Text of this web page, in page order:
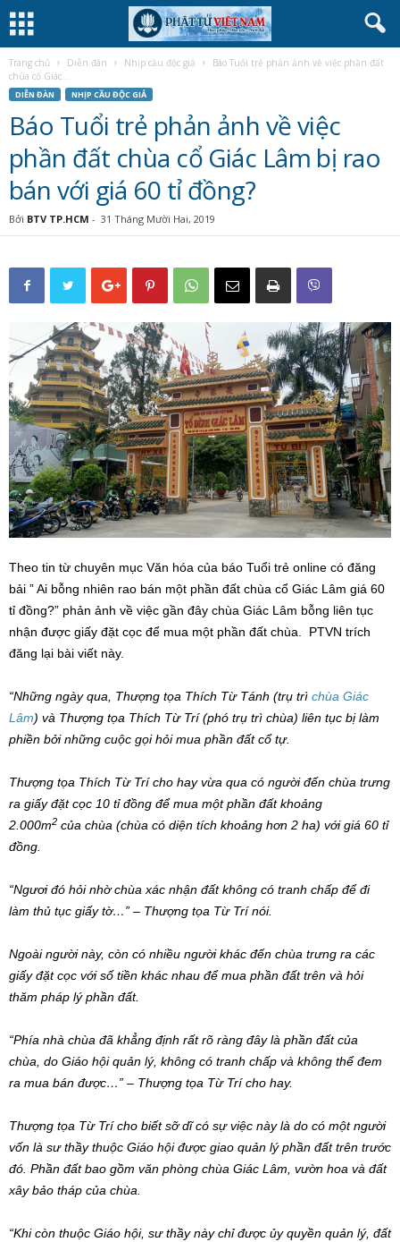
Trang chủ Diễn đàn Nhịp cầu độc giả
Báo Tuổi trẻ phản ảnh về việc phần đất
chùa cổ Giác...
DIỄN ĐÀN NHỊP CẦU ĐỘC GIẢ
Báo Tuổi trẻ phản ảnh về việc
phần đất chùa cổ Giác Lâm bị rao
bán với giá 60 tỉ đồng?
Bởi BTV TP.HCM - 31 Tháng Mười Hai, 2019
Theo tin từ chuyên mục Văn hóa của báo Tuổi trẻ online có đăng
bải ” Ai bỗng nhiên rao bán một phần đất chùa cổ Giác Lâm giá 60
tỉ đồng?” phản ảnh về việc gần đây chùa Giác Lâm bỗng liên tục
nhận được giấy đặt cọc để mua một phần đất chùa. PTVN trích
đăng lại bài viết này.
“Những ngày qua, Thượng tọa Thích Từ Tánh (trụ trì chùa Giác
Lâm) và Thượng tọa Thích Từ Trí (phó trụ trì chùa) liên tục bị làm
phiền bởi những cuộc gọi hỏi mua phần đất cổ tự.
Thượng tọa Thích Từ Trí cho hay vừa qua có người đến chùa trưng
ra giấy đặt cọc 10 tỉ đồng để mua một phần đất khoảng
2.000m2 của chùa (chùa có diện tích khoảng hơn 2 ha) với giá 60 tỉ
đồng.
“Ngươi đó hỏi nhờ chùa xác nhận đất không có tranh chấp để đi
làm thủ tục giấy tờ…” – Thượng tọa Từ Trí nói.
Ngoài người này, còn có nhiều người khác đến chùa trưng ra các
giấy đặt cọc với số tiền khác nhau để mua phần đất trên và hỏi
thăm pháp lý phần đất.
“Phía nhà chùa đã khẳng định rất rõ ràng đây là phần đất của
chùa, do Giáo hội quản lý, không có tranh chấp và không thể đem
ra mua bán được…” – Thượng tọa Từ Trí cho hay.
Thượng tọa Từ Trí cho biết sỡ dĩ có sự việc này là do có một người
vốn là sư thầy thuộc Giáo hội được giao quản lý phần đất trên trước
đó. Phần đất bao gồm văn phòng chùa Giác Lâm, vườn hoa và đất
xây bảo tháp của chùa.
“Khi còn thuộc Giáo hội, sư thầy này chỉ được ủy quyền quản lý, đất